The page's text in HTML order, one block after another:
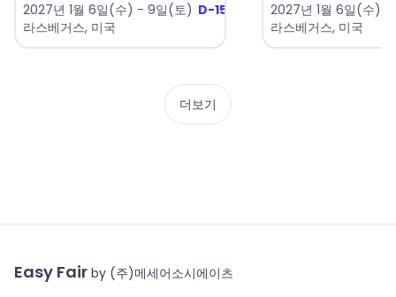
2027년 1월 6일(수) - 9일(토) D-153
라스베거스, 미국
2027년 1월 6일(수)
라스베거스, 미국
더보기
Easy Fair by (주)메세어소시에이츠